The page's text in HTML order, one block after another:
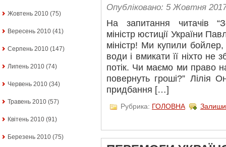
Жовтень 2010 (75)
Вересень 2010 (41)
Серпень 2010 (147)
Липень 2010 (74)
Червень 2010 (34)
Травень 2010 (57)
Квітень 2010 (91)
Березень 2010 (75)
Опубліковано: 5 Жовтня
На запитання читачів
міністр юстиції України
міністр! Ми купили
води і вмикати її ніхто не
потік. Чи маємо ми право
повернуть гроші?” Лілія
придбання […]
Рубрика: ГОЛОВНА